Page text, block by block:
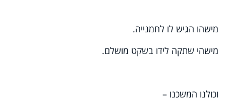
מישהו הגיש לו לחמנייה.
מישהי שתקה לידו בשקט מושלם.
וכולנו המשכנו –